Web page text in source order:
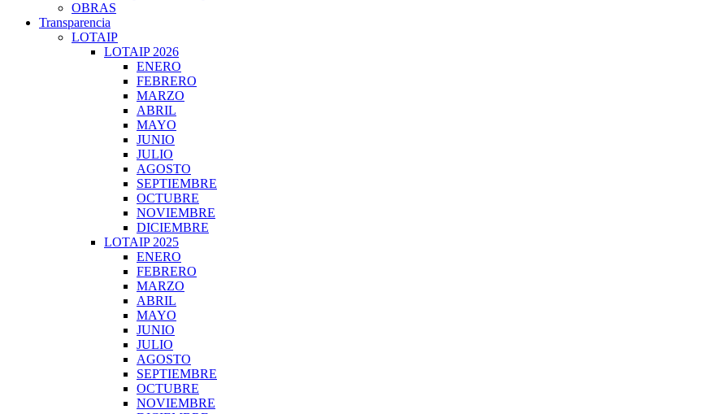
OBRAS
Transparencia
LOTAIP
LOTAIP 2026
ENERO
FEBRERO
MARZO
ABRIL
MAYO
JUNIO
JULIO
AGOSTO
SEPTIEMBRE
OCTUBRE
NOVIEMBRE
DICIEMBRE
LOTAIP 2025
ENERO
FEBRERO
MARZO
ABRIL
MAYO
JUNIO
JULIO
AGOSTO
SEPTIEMBRE
OCTUBRE
NOVIEMBRE